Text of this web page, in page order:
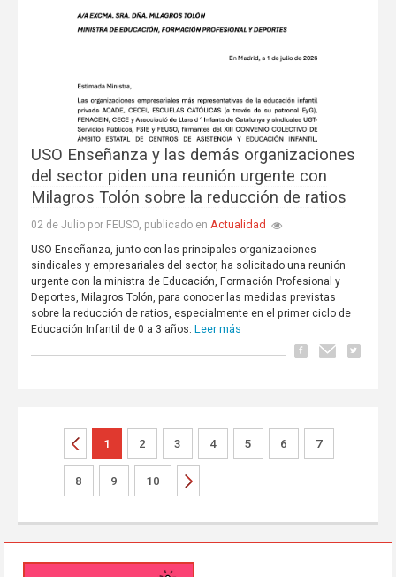
USO Enseñanza y las demás organizaciones
del sector piden una reunión urgente con
Milagros Tolón sobre la reducción de ratios
02 de Julio por FEUSO, publicado en Actualidad
USO Enseñanza, junto con las principales organizaciones
sindicales y empresariales del sector, ha solicitado una reunión
urgente con la ministra de Educación, Formación Profesional y
Deportes, Milagros Tolón, para conocer las medidas previstas
sobre la reducción de ratios, especialmente en el primer ciclo de
Educación Infantil de 0 a 3 años. Leer más
1 2 3 4 5 6 7
8 9 10